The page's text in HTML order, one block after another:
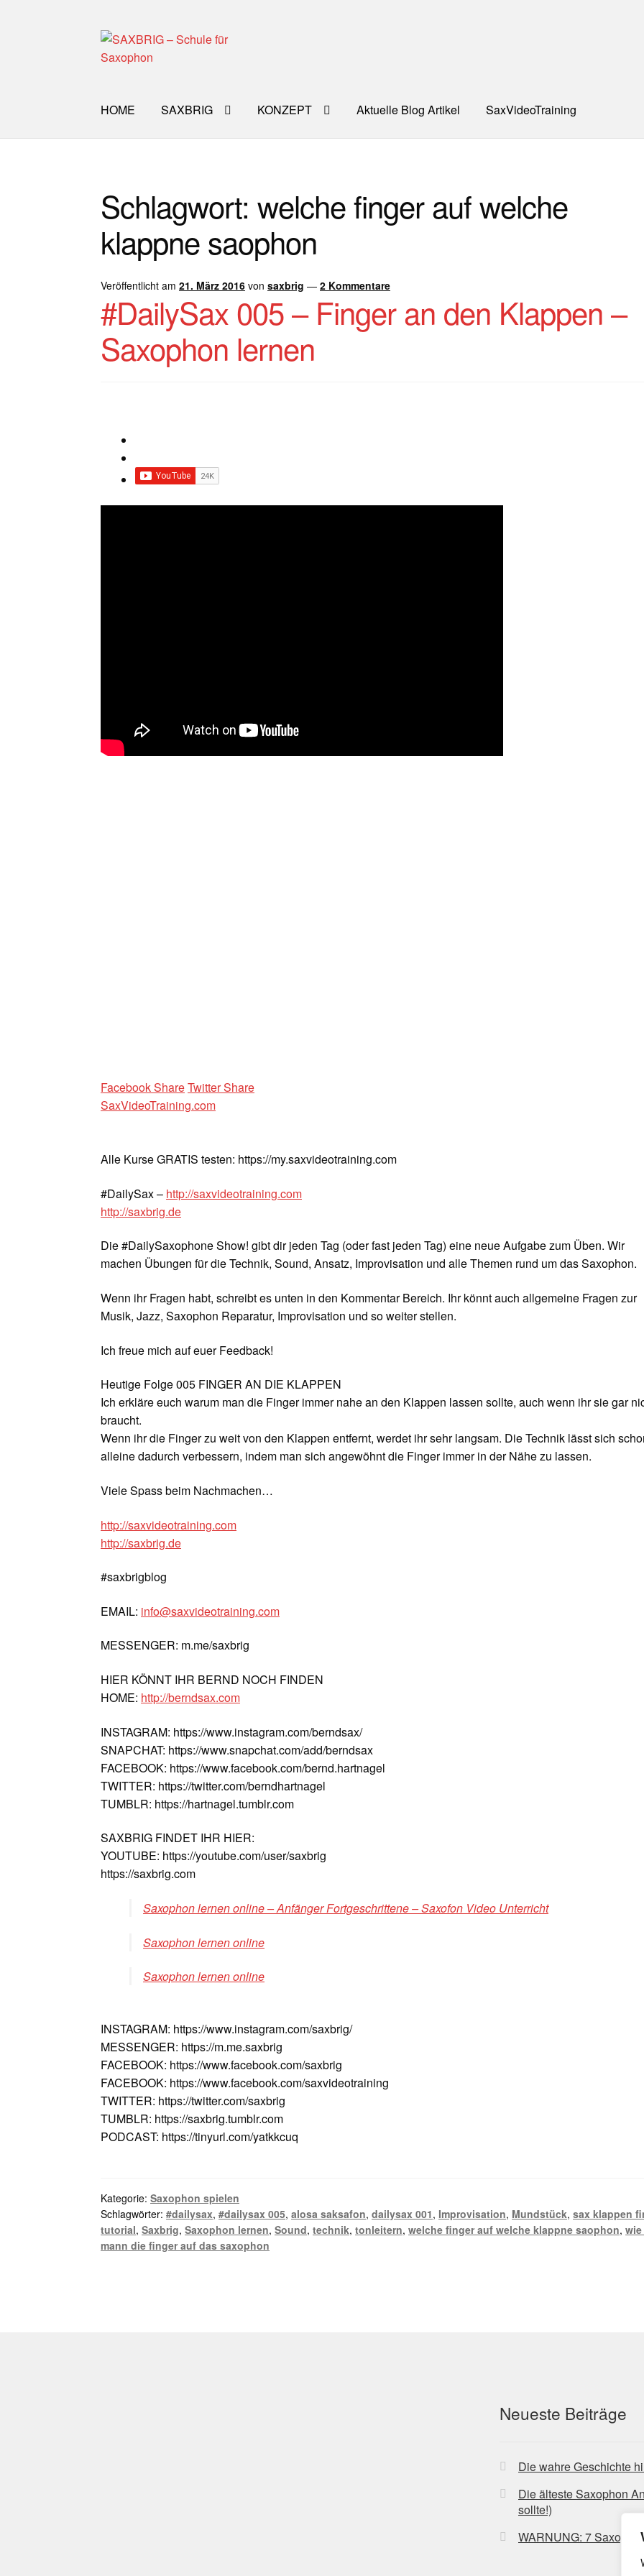
Zur
Navigation
Zum
Inhalt
HOME SAXBRIG KONZEPT Aktuelle Blog Artikel SaxVideoTraining
Impro Basic – Download PDF + mp3 INFOS Kooperation/Partner PREISE Test Seite
WORKSHOP NEWS BLOG
Schlagwort:welche finger auf welche
klappne saophon
Veröffentlicht am21. März 2016 vonsaxbrig —2 Kommentare
#DailySax 005 – Finger an den Klappen –
Saxophon lernen
Facebook ShareTwitter Share
SaxVideoTraining.com
Alle Kurse GRATIS testen: https://my.saxvideotraining.com
#DailySax – http://saxvideotraining.com
http://saxbrig.de
Die #DailySaxophone Show! gibt dir jeden Tag (oder fast jeden Tag) eine neue Aufgabe zum Üben. Wir
machen Übungen für die Technik, Sound, Ansatz, Improvisation und alle Themen rund um das Saxophon.
Wenn ihr Fragen habt, schreibt es unten in den Kommentar Bereich. Ihr könnt auch allgemeine Fragen zur
Musik, Jazz, Saxophon Reparatur, Improvisation und so weiter stellen.
Ich freue mich auf euer Feedback!
Heutige Folge 005 FINGER AN DIE KLAPPEN
Ich erkläre euch warum man die Finger immer nahe an den Klappen lassen sollte, auch wenn ihr sie gar
braucht.
Wenn ihr die Finger zu weit von den Klappen entfernt, werdet ihr sehr langsam. Die Technik lässt sich
alleine dadurch verbessern, indem man sich angewöhnt die Finger immer in der Nähe zu lassen.
Viele Spass beim Nachmachen…
http://saxvideotraining.com
http://saxbrig.de
#saxbrigblog
EMAIL: info@saxvideotraining.com
MESSENGER: m.me/saxbrig
HIER KÖNNT IHR BERND NOCH FINDEN
HOME: http://berndsax.com
INSTAGRAM: https://www.instagram.com/berndsax/
SNAPCHAT: https://www.snapchat.com/add/berndsax
FACEBOOK: https://www.facebook.com/bernd.hartnagel
TWITTER: https://twitter.com/berndhartnagel
TUMBLR: https://hartnagel.tumblr.com
SAXBRIG FINDET IHR HIER:
YOUTUBE: https://youtube.com/user/saxbrig
https://saxbrig.com
Saxophon lernen online – Anfänger Fortgeschrittene – Saxofon Video Unterricht
Saxophon lernen online
Saxophon lernen online
INSTAGRAM: https://www.instagram.com/saxbrig/
MESSENGER: https://m.me.saxbrig
FACEBOOK: https://www.facebook.com/saxbrig
FACEBOOK: https://www.facebook.com/saxvideotraining
TWITTER: https://twitter.com/saxbrig
TUMBLR: https://saxbrig.tumblr.com
PODCAST: https://tinyurl.com/yatkkcuq
Kategorie:Saxophon spielen
Schlagwörter:#dailysax,#dailysax 005,alosa saksafon,dailysax 001, Improvisation, Mundstück,sax klappen
tutorial,Saxbrig,Saxophon lernen,Sound,technik,tonleitern,welche finger auf welche klappne saophon,
mann die finger auf das saxophon
Neueste Beiträge
Die wahre Geschichte
Die älteste Saxophon
sollte!)
WARNUNG: 7